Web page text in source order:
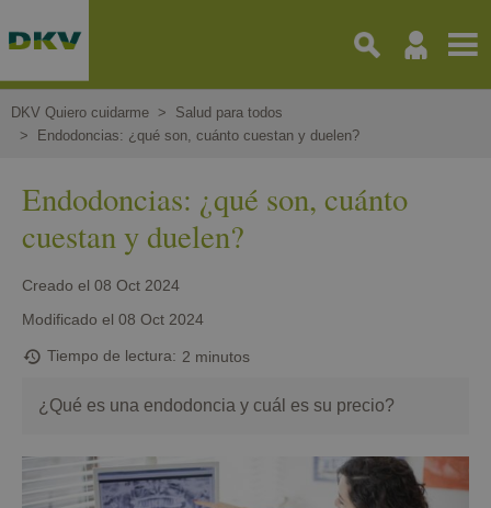
al
principal
DKV Quiero cuidarme
Salud para todos
Endodoncias: ¿qué son, cuánto cuestan y duelen?
Endodoncias: ¿qué son, cuánto
cuestan y duelen?
Creado el 08 Oct 2024
Modificado el 08 Oct 2024
Tiempo de lectura 2 minutos
¿Qué es una endodoncia y cuál es su precio?